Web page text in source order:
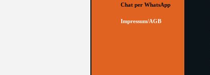
Chat per WhatsApp
Impressum/AGB